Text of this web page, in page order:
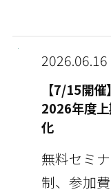
2026.06.16
【7/15開
2026年度
化
無料セミ
制、参加費無料です。 ▼▼